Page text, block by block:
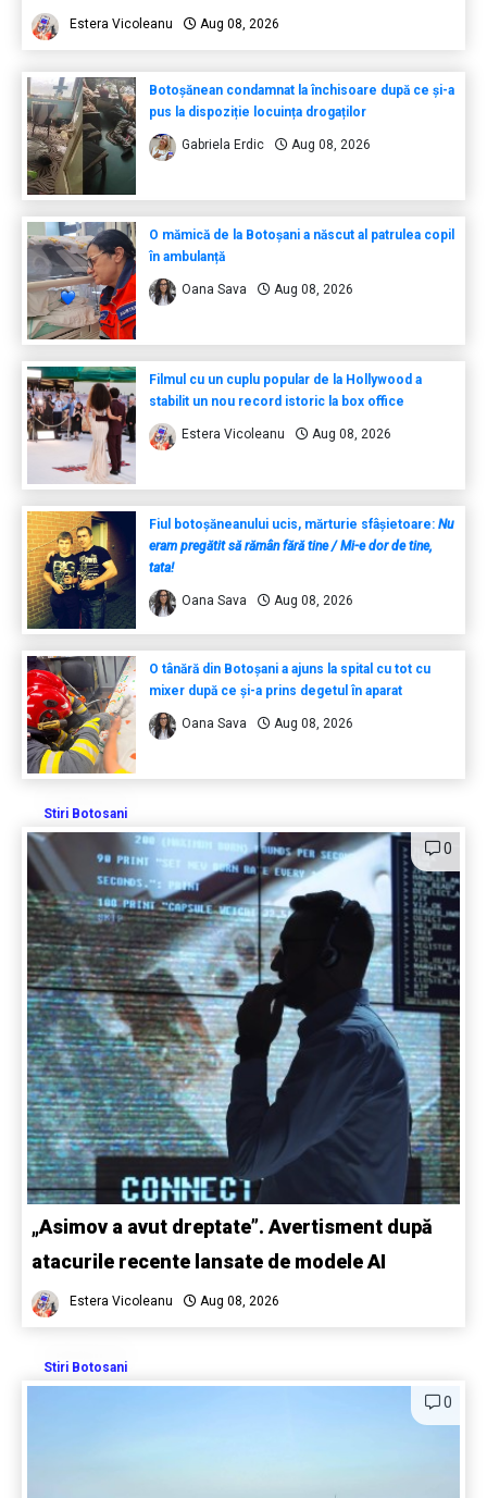
Estera Vicoleanu Aug 08, 2026
Botoșănean condamnat la închisoare după ce și-a
pus la dispoziție locuința drogaților
Gabriela Erdic Aug 08, 2026
O mămică de la Botoșani a născut al patrulea copil
în ambulanță
Oana Sava Aug 08, 2026
Filmul cu un cuplu popular de la Hollywood a
stabilit un nou record istoric la box office
Estera Vicoleanu Aug 08, 2026
Fiul botoșăneanului ucis, mărturie sfâșietoare: Nu
eram pregătit să rămân fără tine / Mi-e dor de tine,
tata!
Oana Sava Aug 08, 2026
O tânără din Botoșani a ajuns la spital cu tot cu
mixer după ce și-a prins degetul în aparat
Oana Sava Aug 08, 2026
Stiri Botosani
0
„Asimov a avut dreptate”. Avertisment după
atacurile recente lansate de modele AI
Estera Vicoleanu Aug 08, 2026
Stiri Botosani
0